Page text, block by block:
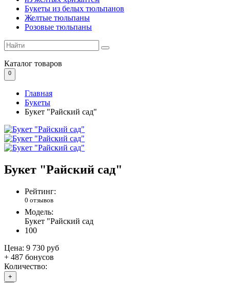
Букеты из белых тюльпанов
Желтые тюльпаны
Розовые тюльпаны
Каталог товаров
0
Главная
Букеты
Букет "Райский сад"
Букет "Райский сад"
Рейтинг:
0 отзывов
Модель:
Букет "Райский сад
100
Цена: 9 730 руб
+ 487 бонусов
Количество:
+